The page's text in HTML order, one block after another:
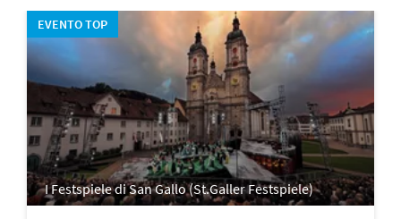
EVENTO TOP
I Festspiele di San Gallo (St.Galler Festspiele)